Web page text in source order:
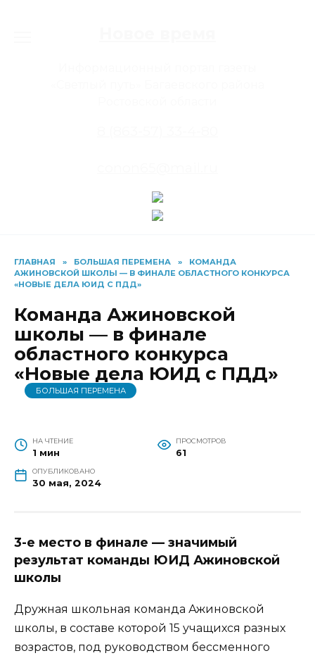
ГЛАВНАЯ » БОЛЬШАЯ ПЕРЕМЕНА »
КОМАНДА
АЖИНОВСКОЙ ШКОЛЫ — В ФИНАЛЕ ОБЛАСТНОГО КОНКУРСА
«НОВЫЕ ДЕЛА ЮИД С ПДД»
Команда Ажиновской
школы — в финале
областного конкурса
«Новые дела ЮИД с ПДД»
БОЛЬШАЯ ПЕРЕМЕНА
НА ЧТЕНИЕ
1 мин
ПРОСМОТРОВ
61
ОПУБЛИКОВАНО
30 мая, 2024
3-е место в финале — значимый
результат команды ЮИД Ажиновской
школы
Дружная школьная команда Ажиновской
школы, в составе которой 15 учащихся разных
возрастов, под руководством бессменного